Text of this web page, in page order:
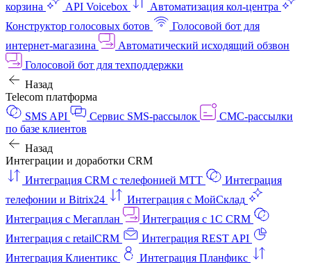
корзина
API Voicebox
Автоматизация кол‑центра
Конструктор голосовых ботов
Голосовой бот для
интернет‑магазина
Автоматический исходящий обзвон
Голосовой бот для техподдержки
Назад
Telecom платформа
SMS API
Сервис SMS-рассылок
СМС-рассылки
по базе клиентов
Назад
Интеграции и доработки CRM
Интеграция CRM с телефонией МТТ
Интеграция
телефонии и Bitrix24
Интеграция с МойСклад
Интеграция с Мегаплан
Интеграция с 1C CRM
Интеграция с retailCRM
Интеграция REST API
Интеграция Клиентикс
Интеграция Планфикс